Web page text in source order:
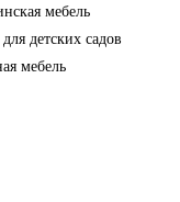
мебель
детских садов
мебель